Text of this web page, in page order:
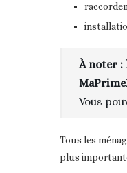
À noter :
Vous
Tous les
plus